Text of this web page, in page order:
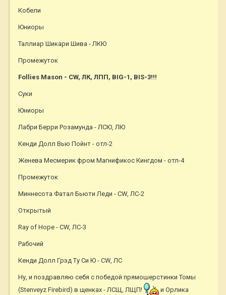
Кобели
Юниоры
Таллиар Шикари Шива - ЛКЮ
Промежуток
Follies Mason - СW, ЛК, ЛПП, BIG-1, BIS-3!!!
Суки
Юниоры
Лабри Берри Розамунда - ЛСЮ, ЛЮ
Кенди Долл Вью Пойнт - отл-2
Женева Месмерик фром Магнификос Кингдом - отл-4
Промежуток
Миннесота Фатал Бьюти Леди - CW, ЛС-2
Открытый
Ray of Hope - CW, ЛС-3
Рабочий
Кенди Долл Грэд Ту Си Ю - CW, ЛС
Ну, и поздравляю себя с победой прямошерстинки Томы
(Stenveyz Firebird) в щенках - ЛСЩ, ЛЩП!
и Орлика